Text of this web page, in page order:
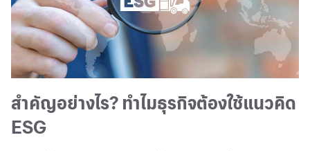
สำคัญอย่างไร? ทำไมธุรกิจต้องใช้แนวคิด
ESG